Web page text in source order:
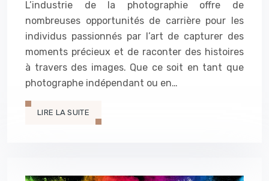
L’industrie de la photographie offre de
nombreuses opportunités de carrière pour les
individus passionnés par l’art de capturer des
moments précieux et de raconter des histoires
à travers des images. Que ce soit en tant que
photographe indépendant ou en…
LIRE LA SUITE